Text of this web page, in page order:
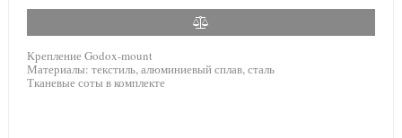
Крепление Godox-mount
Материалы: текстиль, алюминиевый сплав, сталь
Тканевые соты в комплекте